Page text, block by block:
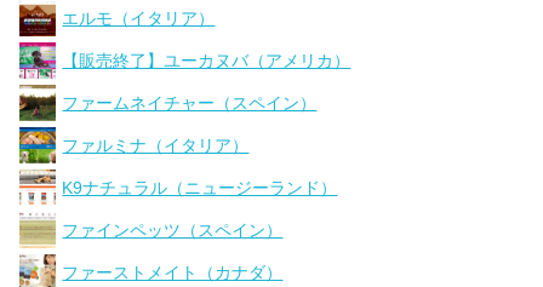
エルモ（イタリア）
【販売終了】ユーカヌバ（アメリカ）
ファームネイチャー（スペイン）
ファルミナ（イタリア）
K9ナチュラル（ニュージーランド）
ファインペッツ（スペイン）
ファーストメイト（カナダ）